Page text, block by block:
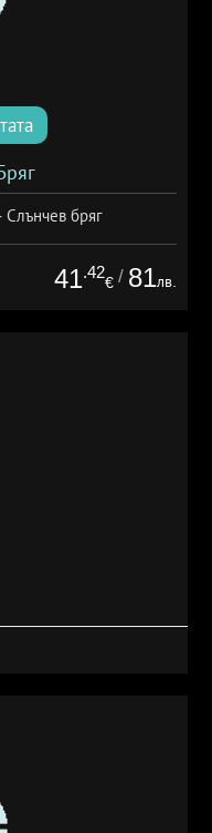
бряг
41.42
€ / 81лв.